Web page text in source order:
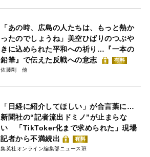
「あの時、広島の人たちは、もっと熱か
ったのでしょうね」美空ひばりのつぶや
きに込められた平和への祈り…『一本の
鉛筆』で伝えた反戦への意志
有料
佐藤剛
「日経に紹介してほしい」が合言葉に…
新聞社の“記者流出ドミノ”が止まらな
い 「TikToker化まで求められた」現場
記者から不満続出
有料
集英社オンライン編集部ニュース班